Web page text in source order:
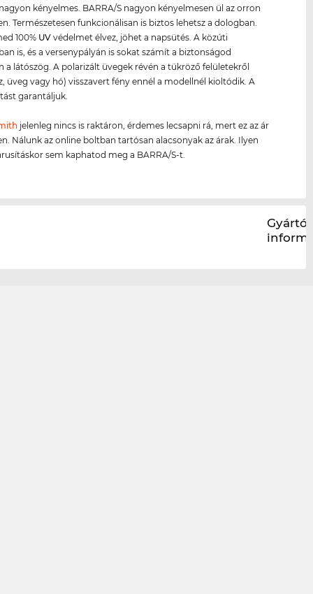
kényelmes. BARRA/S nagyon kényelmesen ül az orron
Természetesen funkcionálisan is biztos lehetsz a dologban.
100% UV védelmet élvez, jöhet a napsütés. A közúti
is, és a versenypályán is sokat számít a biztonságod
a látószög. A polarizált üvegek révén a tükröző felületekről
üveg vagy hó) visszavert fény ennél a modellnél kioltódik. A
garantáljuk.
jelenleg nincs is raktáron, érdemes lecsapni rá, mert ez az ár
Nálunk az online boltban tartósan alacsonyak az árak. Ilyen
sem kaphatod meg a BARRA/S-t.
Gyártói